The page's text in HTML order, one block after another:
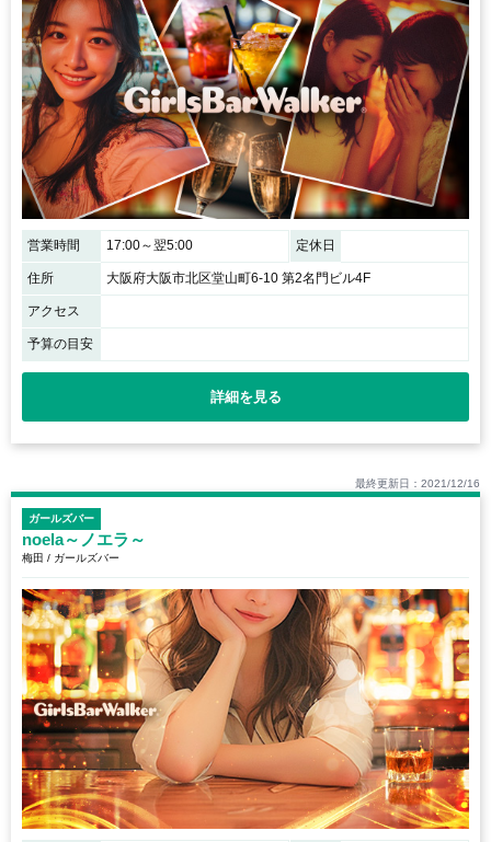
営業時間 17:00～翌5:00 定休日
住所 大阪府大阪市北区堂山町6-10 第2名門ビル4F
アクセス
予算の目安
詳細を見る
最終更新日：2021/12/16
ガールズバー
noela～ノエラ～
梅田 / ガールズバー